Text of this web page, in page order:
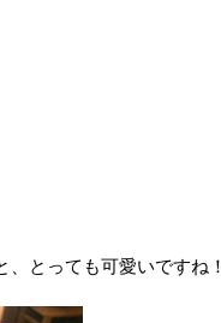
とっても可愛いですね！